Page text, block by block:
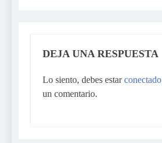
DEJA UNA RESPUESTA
Lo siento, debes estarconectado
un comentario.